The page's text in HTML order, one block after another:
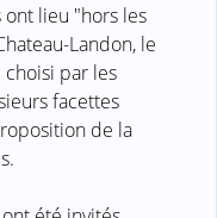
ont lieu "hors les
Landon, le
choisi par les
facettes
de la